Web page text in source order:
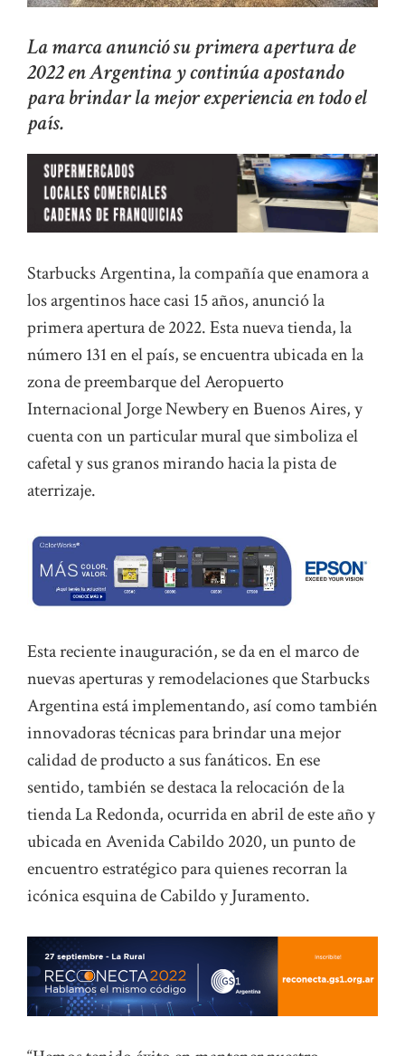
La marca anunció su primera apertura de
2022 en Argentina y continúa apostando
para brindar la mejor experiencia en todo el
país.
Starbucks Argentina, la compañía que enamora a
los argentinos hace casi 15 años, anunció la
primera apertura de 2022. Esta nueva tienda, la
número 131 en el país, se encuentra ubicada en la
zona de preembarque del Aeropuerto
Internacional Jorge Newbery en Buenos Aires, y
cuenta con un particular mural que simboliza el
cafetal y sus granos mirando hacia la pista de
aterrizaje.
Esta reciente inauguración, se da en el marco de
nuevas aperturas y remodelaciones que Starbucks
Argentina está implementando, así como también
innovadoras técnicas para brindar una mejor
calidad de producto a sus fanáticos. En ese
sentido, también se destaca la relocación de la
tienda La Redonda, ocurrida en abril de este año y
ubicada en Avenida Cabildo 2020, un punto de
encuentro estratégico para quienes recorran la
icónica esquina de Cabildo y Juramento.